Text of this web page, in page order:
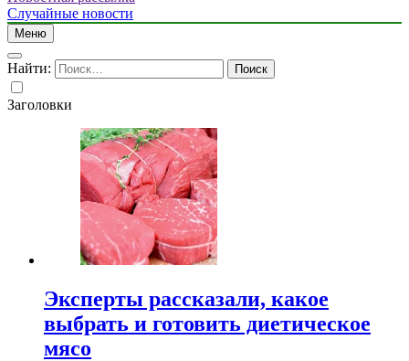
Случайные новости
Меню
Найти:
Заголовки
Эксперты рассказали, какое
выбрать и готовить диетическое
мясо